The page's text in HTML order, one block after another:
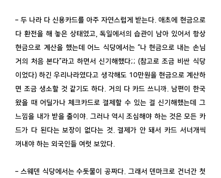
– 두 나라 다 신용카드를 아주 자연스럽게 받는다. 애초에 현금으로
다 환전을 해 놓은 상태였고, 독일에서의 습관이 남아 있어서 항상
현금으로 계산을 했는데 어느 식당에서는 “나 현금으로 내는 손님
거의 처음 본다”라고 하면서 신기해했다;; (참고로 조금 비싼 식당
이었다) 하긴 우리나라였다고 생각해도 10만원을 현금으로 계산하
면 조금 생소할 것 같기도 하다. 거의 다 카드 쓰니까. 남편이 한국
왔을 때 어딜가나 체크카드로 결제할 수 있는 걸 신기해했는데 그
느낌을 내가 받을 줄이야. 그러나 역시 조심해야 하는 것은 모든 카
드가 다 된다는 보장이 없다는 것. 결제가 안 돼서 카드 서너개씩
꺼내야 하는 외국인들 여럿 보았다.
– 스웨덴 식당에서는 수돗물이 공짜다. 그래서 덴마크로 건너간 첫